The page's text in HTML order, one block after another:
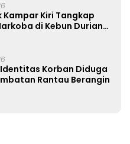
Kampar Kiri Tangkap
di Kebun Durian
Korban Diduga
Rantau Berangin